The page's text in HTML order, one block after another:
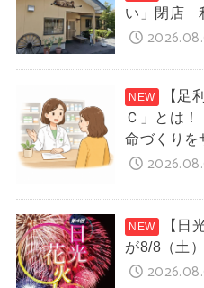
い」閉店
【足
Ｃ」とは
命づくりを
【日
が8/8（土